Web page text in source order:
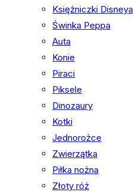
Księżniczki Disneya
Świnka Peppa
Auta
Konie
Piraci
Piksele
Dinozaury
Kotki
Jednorożce
Zwierzątka
Piłka nożna
Złoty róż